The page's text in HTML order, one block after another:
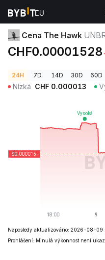
Ceny kryptoměn Cena The
Cena The Hawk
CHF0.00001528
24H 7D 14D 30D 60D
Nízká CHF 0.000013
Naposledy aktualizováno: 2026-08-09
Prohlášení: Minulá výkonnost není